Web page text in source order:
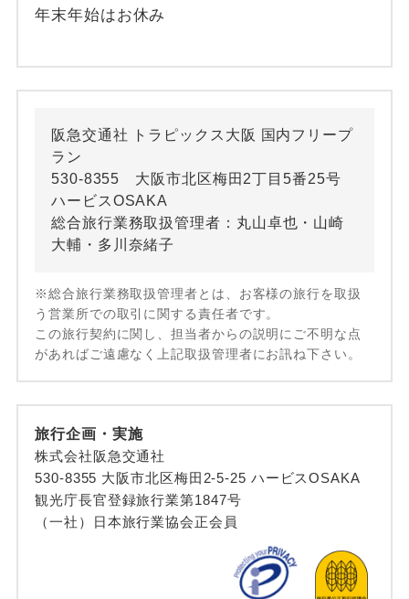
年末年始はお休み
阪急交通社 トラピックス大阪 国内フリープ
ラン
530-8355 大阪市北区梅田2丁目5番25号
ハービスOSAKA
総合旅行業務取扱管理者：丸山卓也・山崎
大輔・多川奈緒子
※総合旅行業務取扱管理者とは、お客様の旅行を取扱
う営業所での取引に関する責任者です。
この旅行契約に関し、担当者からの説明にご不明な点
があればご遠慮なく上記取扱管理者にお訊ね下さい。
旅行企画・実施
株式会社阪急交通社
530-8355 大阪市北区梅田2-5-25 ハービスOSAKA
観光庁長官登録旅行業第1847号
（一社）日本旅行業協会正会員